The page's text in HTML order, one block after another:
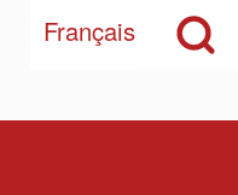
Open Search
Français